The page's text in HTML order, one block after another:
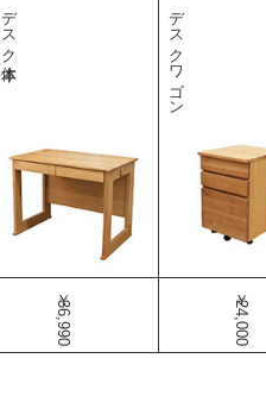
デスク本体
￥36,990
デスクワゴン
￥24,000